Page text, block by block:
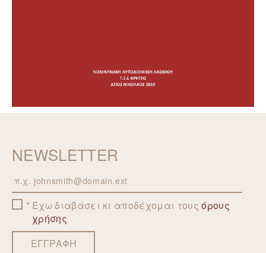
NEWSLETTER
Email Έχω διαβάσει κι αποδέχομαι τουςόρους
χρήσης
ΕΓΓΡΑΦΗ